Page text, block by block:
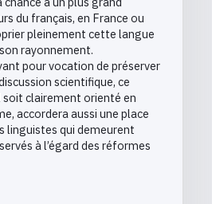
du français, en France ou
pleinement cette langue
rayonnement.
pour vocation de préserver
scientifique, ce
soit clairement orienté en
accordera aussi une place
linguistes qui demeurent
à l’égard des réformes